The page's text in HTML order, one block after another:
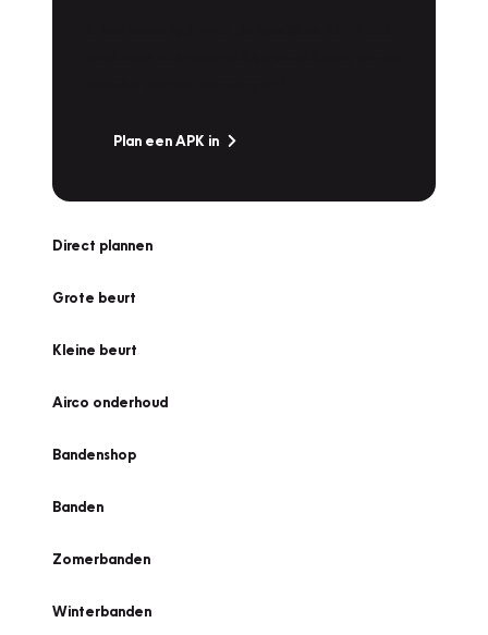
Plan een APK in
Direct plannen
Grote beurt
Kleine beurt
Airco onderhoud
Bandenshop
Banden
Zomerbanden
Winterbanden